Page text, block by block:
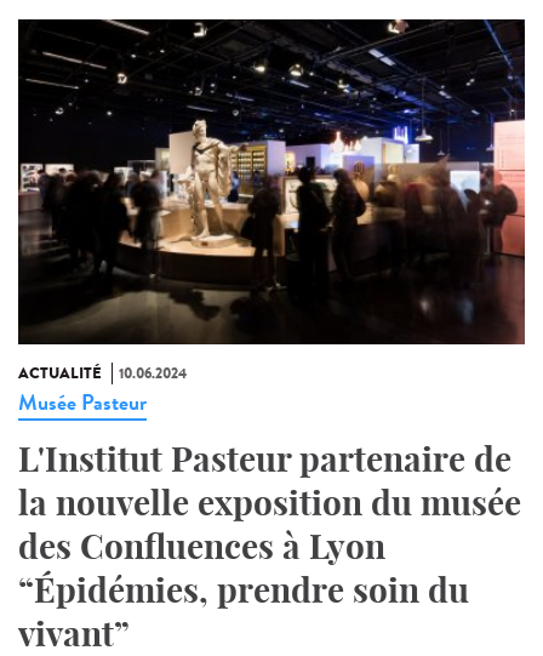
ACTUALITÉ 10.06.2024
Musée Pasteur
L'Institut Pasteur partenaire de
la nouvelle exposition du musée
des Confluences à Lyon
“Épidémies, prendre soin du
vivant”